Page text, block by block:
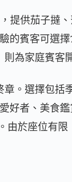
提供茄子撻
的賓客可選擇
則為家庭賓客
。選擇包括
好者、美食
由於座位有